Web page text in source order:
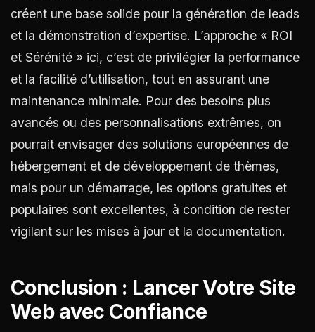
créent une base solide pour la génération de leads
et la démonstration d’expertise. L’approche « ROI
et Sérénité » ici, c’est de privilégier la performance
et la facilité d’utilisation, tout en assurant une
maintenance minimale. Pour des besoins plus
avancés ou des personnalisations extrêmes, on
pourrait envisager des solutions européennes de
hébergement et de développement de thèmes,
mais pour un démarrage, les options gratuites et
populaires sont excellentes, à condition de rester
vigilant sur les mises à jour et la documentation.
Conclusion : Lancer Votre Site
Web avec Confiance